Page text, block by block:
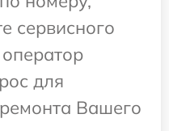
сервисного
для
Вашего